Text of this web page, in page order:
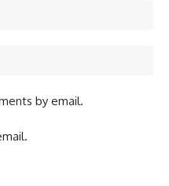
by email.